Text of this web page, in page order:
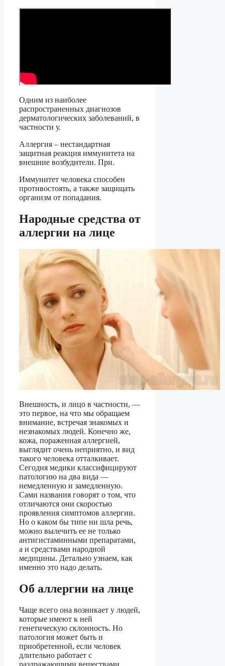
Одним из наиболее
распространенных диагнозов
дерматологических заболеваний, в
частности у.
Аллергия – нестандартная
защитная реакция иммунитета на
внешние возбудители. При.
Иммунитет человека способен
противостоять, а также защищать
организм от попадания.
Народные средства от
аллергии на лице
Внешность, и лицо в частности, —
это первое, на что мы обращаем
внимание, встречая знакомых и
незнакомых людей. Конечно же,
кожа, пораженная аллергией,
выглядит очень неприятно, и вид
такого человека отталкивает.
Сегодня медики классифицируют
патологию на два вида —
немедленную и замедленную.
Сами названия говорят о том, что
отличаются они скоростью
проявления симптомов аллергии.
Но о каком бы типе ни шла речь,
можно вылечить ее не только
антигистаминными препаратами,
а и средствами народной
медицины. Детально узнаем, как
именно это надо делать.
Об аллергии на лице
Чаще всего она возникает у людей,
которые имеют к ней
генетическую склонность. Но
патология может быть и
приобретенной, если человек
длительно работает с